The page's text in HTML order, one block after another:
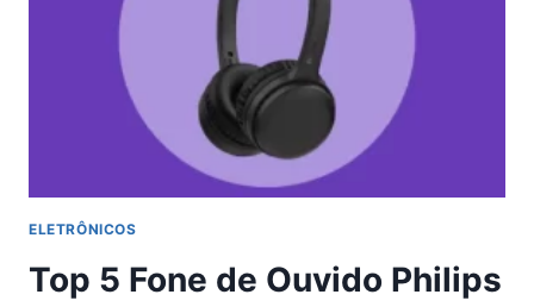
R$
DE
DESCONTO
ELETRÔNICOS
Top 5 Fone de Ouvido Philips